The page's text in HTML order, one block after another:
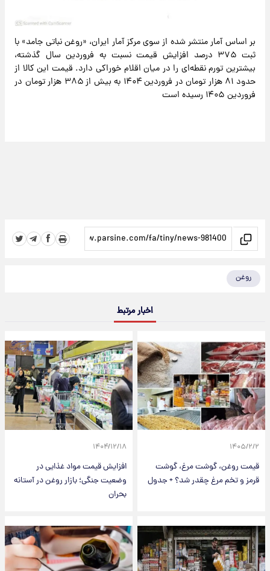
بر اساس آمار منتشر شده از سوی مرکز آمار ایران، «روغن نباتی جامد» با
ثبت ۳۷۵ درصد افزایش قیمت نسبت به فروردین سال گذشته،
بیشترین تورم نقطه‌ای را در میان اقلام خوراکی دارد. قیمت این کالا از
حدود ۸۱ هزار تومان در فروردین ۱۴۰۴ به بیش از ۳۸۵ هزار تومان در
فروردین ۱۴۰۵ رسیده است
روغن
اخبار مرتبط
۱۴۰۵/۲/۲
قیمت روغن، گوشت مرغ، گوشت
قرمز و تخم مرغ چقدر شد؟ + جدول
۱۴۰۴/۱۲/۱۸
افزایش قیمت مواد غذایی در
وضعیت جنگی؛ بازار روغن در آستانه
بحران